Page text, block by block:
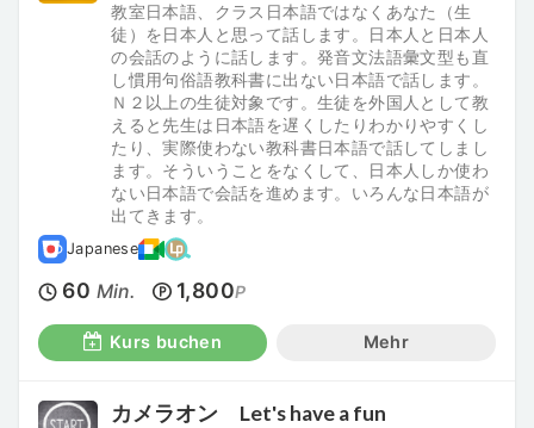
教室日本語、クラス日本語ではなくあなた（生
徒）を日本人と思って話します。日本人と日本人
の会話のように話します。発音文法語彙文型も直
し慣用句俗語教科書に出ない日本語で話します。
Ｎ２以上の生徒対象です。生徒を外国人として教
えると先生は日本語を遅くしたりわかりやすくし
たり、実際使わない教科書日本語で話してしまし
ます。そういうことをなくして、日本人しか使わ
ない日本語で会話を進めます。いろんな日本語が
出てきます。
Japanese
60 Min. 1,800P
Kurs buchen Mehr
カメラオン Let's have a fun